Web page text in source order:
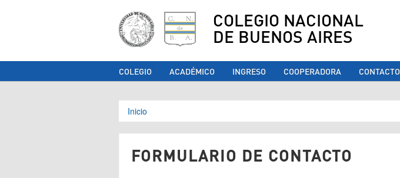
COLEGIO NACIONAL
DE BUENOS AIRES
COLEGIO ACADÉMICO INGRESO COOPERADORA CONTACTO
Se encuentra usted aquí
Inicio
FORMULARIO DE CONTACTO